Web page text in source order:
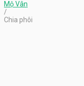
Mộ Vân
/
Chia phôi